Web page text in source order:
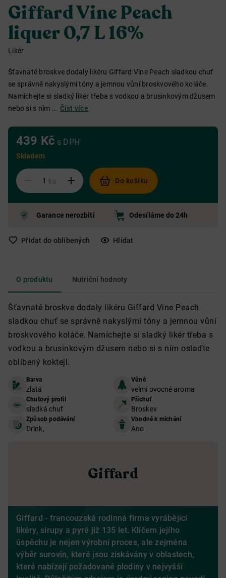
Giffard Vine Peach
liquer 0,7 L 16%
Likér
Šťavnaté broskve dodaly likéru Giffard Vine Peach sladkou chuť
se správně nakyslými tóny a jemnou vůní broskvového koláče.
Namíchejte si sladký likér třeba s vodkou a brusinkovým džusem
nebo si s ním ... Číst více
439 Kč s DPH
Skladem
ks Do košíku
Garance nerozbití Odesíláme do 24h
Přidat do oblíbených Hlídat
O produktu Nutriční hodnoty
Šťavnaté broskve dodaly likéru Giffard Vine Peach
sladkou chuť se správně nakyslými tóny a jemnou vůní
broskvového koláče. Namíchejte si sladký likér třeba s
vodkou a brusinkovým džusem nebo si s ním oslaďte
oblíbený koktejl.
Barva
zlatá
Vůně
velmi ovocné aroma
Chuťový profil
sladká chuť
Příchuť
Broskev
Způsob podávání
Drink,
Vhodné k míchání
Ano
Giffard
Giffard - francouzská rodinná firma vyrábějící
likéry, sirupy a pyré již 135 let. Klíčem jejího
úspěchu je nejen výrobní proces, ale zejména
výběr surovin, které jsou získávány v oblastech,
které nabízejí požadované plodiny v nejvyšší